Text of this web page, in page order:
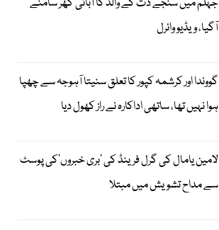
جہلم میں سنجے دت کے والد کا آبائی گھر سامنے
آگیا، ویڈیو وائرل
گووندا اور کرشمہ کپور کا تعلق سنیتا آہوجہ سے چھپا
ہوا نہیں تھا، ساتھی اداکارہ نے راز کھول دیا
لامین یامال کی گرل فرینڈ کی ’بری خبروں‘کی پوسٹ
سے مداح تشویش میں مبتلا